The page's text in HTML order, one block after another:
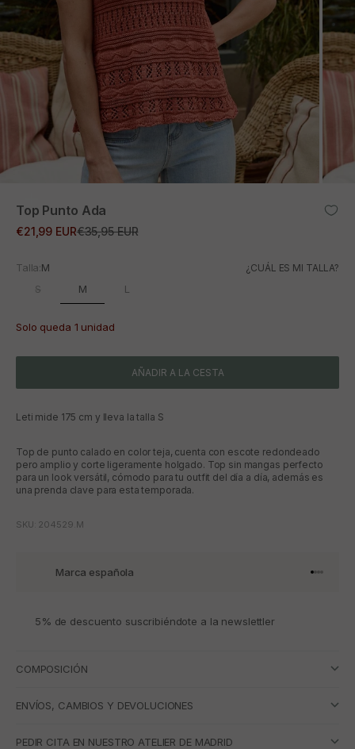
Top Punto Ada
Precio de oferta
€21,99 EURPrecio normal
€35,95 EUR
Talla:M ¿CUÁL ES MI TALLA?
S M L
Solo queda 1 unidad
AÑADIR A LA CESTA
Leti mide 175 cm y lleva la talla S
Top de punto calado en color teja, cuenta con escote redondeado
pero amplio y corte ligeramente holgado. Top sin mangas perfecto
para un look versátil, cómodo para tu outfit del día a día, además es
una prenda clave para esta temporada.
SKU: 204529.M
Marca española Ir al
Ir al
Ir al
Ir al
5% de descuento suscribiéndote a la newslettler
COMPOSICIÓN
ENVÍOS, CAMBIOS Y DEVOLUCIONES
PEDIR CITA EN NUESTRO ATELIER DE MADRID